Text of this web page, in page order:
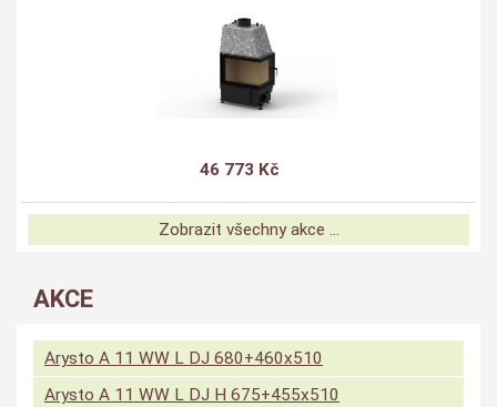
46 773 Kč
Zobrazit všechny akce ...
AKCE
Arysto A 11 WW L DJ 680+460x510
Arysto A 11 WW L DJ H 675+455x510